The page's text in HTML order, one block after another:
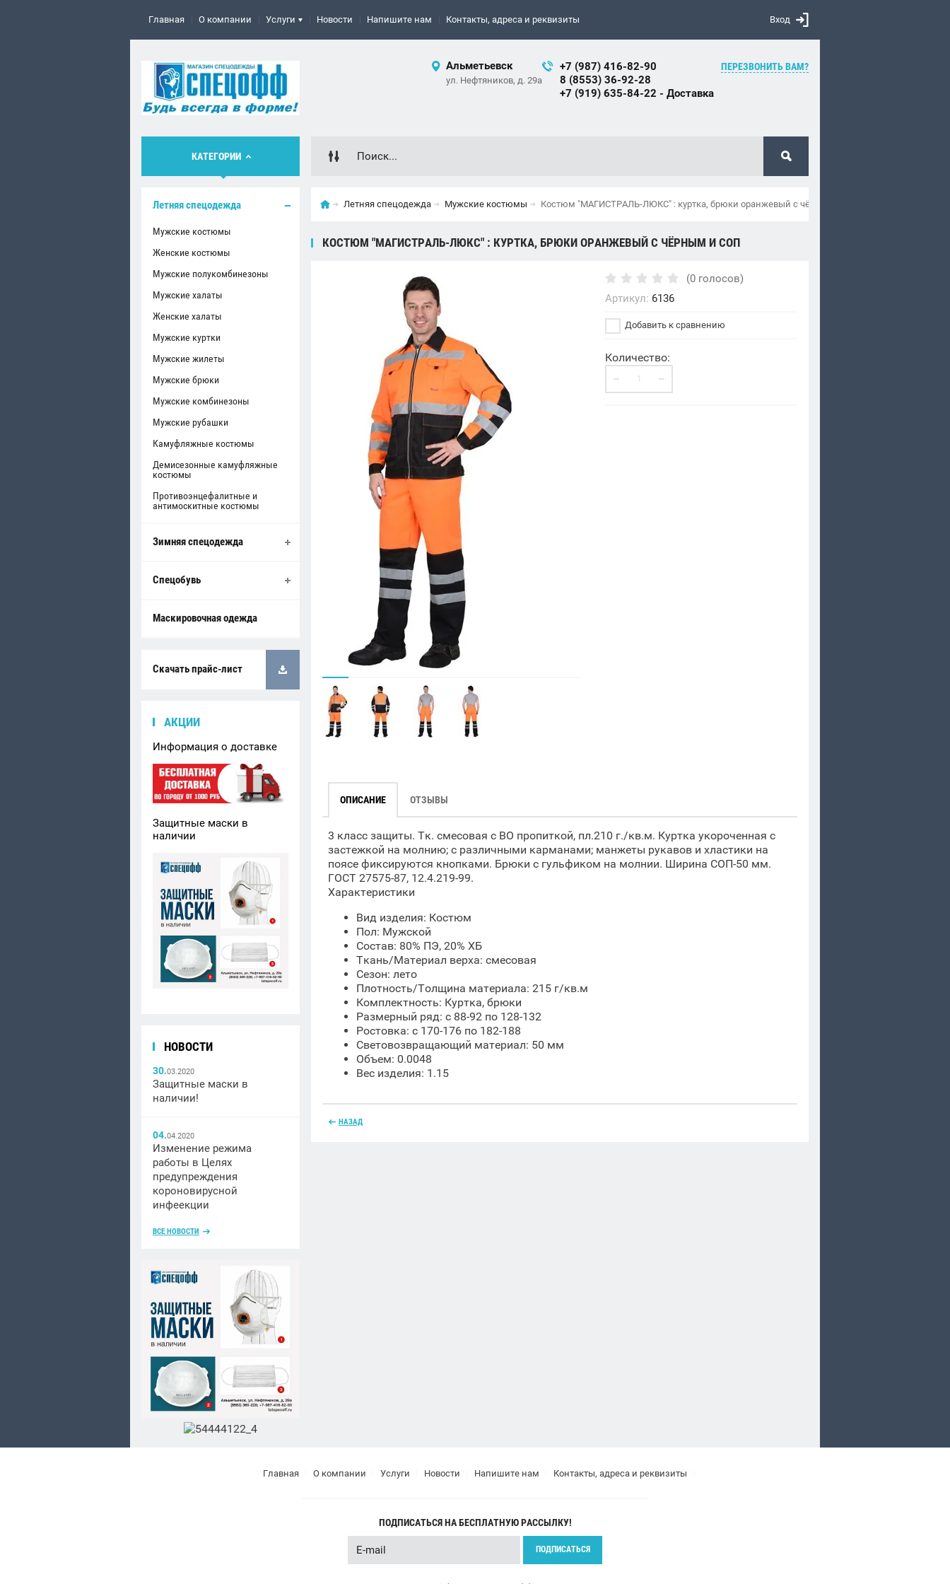
Главная О компании Услуги Новости Напишите нам Контакты, адреса и реквизиты Вход
Альметьевск
ул. Нефтяников, д. 29а
+7 (987) 416-82-90
8 (8553) 36-92-28
+7 (919) 635-84-22 - Доставка
ПЕРЕЗВОНИТЬ ВАМ?
КАТЕГОРИИ
Летняя спецодежда
Мужские костюмы
Женские костюмы
Мужские полукомбинезоны
Мужские халаты
Женские халаты
Мужские куртки
Мужские жилеты
Мужские брюки
Мужские комбинезоны
Мужские рубашки
Камуфляжные костюмы
Демисезонные камуфляжные
костюмы
Противоэнцефалитные и
антимоскитные костюмы
Зимняя спецодежда
Спецобувь
Маскировочная одежда
Скачать прайс-лист
АКЦИИ
Информация о доставке
Защитные маски в
наличии
НОВОСТИ
30.03.2020
Защитные маски в
наличии!
04.04.2020
Изменение режима
работы в Целях
предупреждения
короновирусной
инфеекции
ВСЕ НОВОСТИ
Летняя спецодежда Мужские костюмы Костюм "МАГИСТРАЛЬ-ЛЮКС" : куртка, брюки оранжевый с чёрным и СОП
КОСТЮМ "МАГИСТРАЛЬ-ЛЮКС" : КУРТКА, БРЮКИ ОРАНЖЕВЫЙ С ЧЁРНЫМ И СОП
(0 голосов)
Артикул: 6136
Добавить к сравнению
Количество:
ОПИСАНИЕ ОТЗЫВЫ
3 класс защиты. Тк. смесовая с ВО пропиткой, пл.210 г./кв.м. Куртка укороченная с
застежкой на молнию; с различными карманами; манжеты рукавов и хластики на
поясе фиксируются кнопками. Брюки с гульфиком на молнии. Ширина СОП-50 мм.
ГОСТ 27575-87, 12.4.219-99.
Характеристики
Вид изделия: Костюм
Пол: Мужской
Состав: 80% ПЭ, 20% ХБ
Ткань/Материал верха: смесовая
Сезон: лето
Плотность/Толщина материала: 215 г/кв.м
Комплектность: Куртка, брюки
Размерный ряд: с 88-92 по 128-132
Ростовка: с 170-176 по 182-188
Световозвращающий материал: 50 мм
Объем: 0.0048
Вес изделия: 1.15
НАЗАД
Главная О компании Услуги Новости Напишите нам Контакты, адреса и реквизиты
ПОДПИСАТЬСЯ НА БЕСПЛАТНУЮ РАССЫЛКУ!
ПОДПИСАТЬСЯ